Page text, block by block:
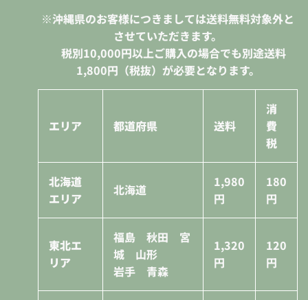
※沖縄県のお客様につきましては送料無料対象外と
させていただきます。
税別10,000円以上ご購入の場合でも別途送料
1,800円（税抜）が必要となります。
エリア 都道府県 送料
消
費
税
北海道
エリア
北海道
1,980
円
180
円
東北エ
リア
福島 秋田 宮
城 山形
岩手 青森
1,320
円
120
円